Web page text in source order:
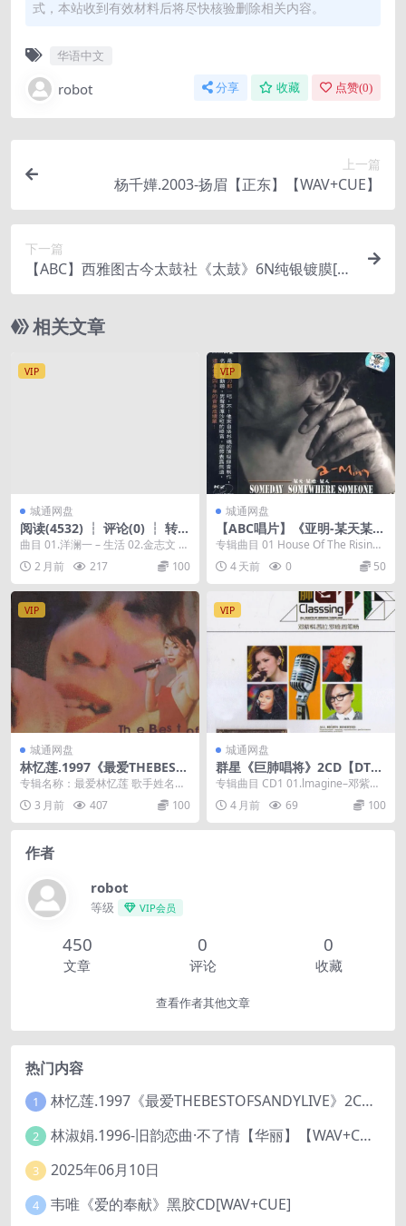
式，本站收到有效材料后将尽快核验删除相关内容。
华语中文
robot 分享 收藏 点赞(0)
上一篇
杨千嬅.2003-扬眉【正东】【WAV+CUE】
下一篇
【ABC】西雅图古今太鼓社《太鼓》6N纯银镀膜[W
AV+CUE]
相关文章
VIP
城通网盘
阅读(4532) ┆ 评论(0) ┆ 转载
(0)┆ 收藏(0)查看全文>>
曲目 01.洋澜一 – 生活 02.金志文 –
宝贝你要...
2 月前 217 100
VIP
城通网盘
【ABC唱片】《亚明-某天某地
某人》K2-012【WAV分轨】
专辑曲目 01 House Of The Rising
Sun 02 用爱将心偷...
4 天前 0 50
VIP
城通网盘
林忆莲.1997《最爱THEBEST
OFSANDYLIVE》2CD【滚
专辑名称：最爱林忆莲 歌手姓名：
林忆莲 唱片公司：滚石唱片 发行时
间：1997年...
3 月前 407 100
VIP
城通网盘
群星《巨肺唱将》2CD【DTS-
WAV】
专辑曲目 CD1 01.lmagine–邓紫棋
02.泡沫̵...
4 月前 69 100
作者
robot
等级 VIP会员
450
文章
0
评论
0
收藏
查看作者其他文章
热门内容
1 林忆莲.1997《最爱THEBESTOFSANDYLIVE》2CD【滚石】
2 林淑娟.1996-旧韵恋曲·不了情【华丽】【WAV+CUE】
3 2025年06月10日
4 韦唯《爱的奉献》黑胶CD[WAV+CUE]